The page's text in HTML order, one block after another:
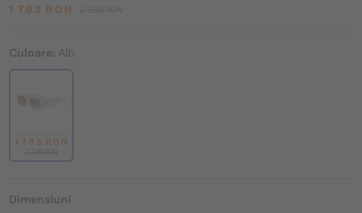
1 793 RON
Culoare: Alb
1 793 RON
Dimensiuni